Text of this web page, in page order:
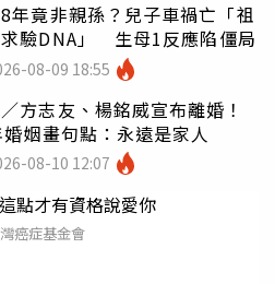
年竟非親孫？兒子車禍亡「祖
驗DNA」 生母1反應陷僵局
08-09 18:55
方志友、楊銘威宣布離婚！
姻畫句點：永遠是家人
08-10 12:07
點才有資格說愛你
癌症基金會